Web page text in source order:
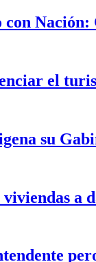
Nación:
el
su
viviendas a